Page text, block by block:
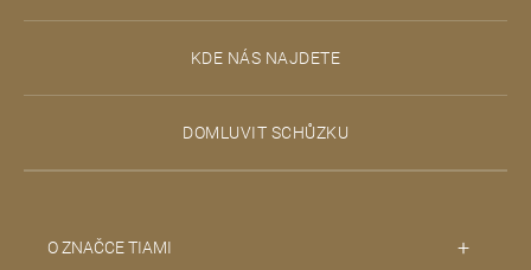
KDE NÁS NAJDETE
DOMLUVIT SCHŮZKU
O ZNAČCE TIAMI